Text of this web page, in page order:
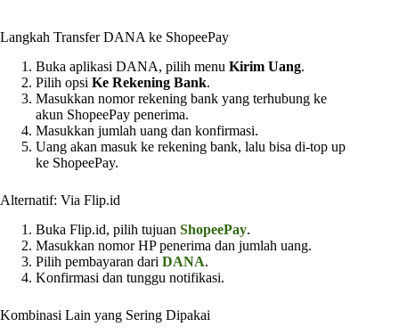
Langkah Transfer DANA ke ShopeePay
Buka aplikasi DANA, pilih menu Kirim Uang.
Pilih opsi Ke Rekening Bank.
Masukkan nomor rekening bank yang terhubung ke
akun ShopeePay penerima.
Masukkan jumlah uang dan konfirmasi.
Uang akan masuk ke rekening bank, lalu bisa di-top up
ke ShopeePay.
Alternatif: Via Flip.id
Buka Flip.id, pilih tujuan ShopeePay.
Masukkan nomor HP penerima dan jumlah uang.
Pilih pembayaran dari DANA.
Konfirmasi dan tunggu notifikasi.
Kombinasi Lain yang Sering Dipakai